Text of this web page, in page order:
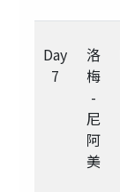
Day
7
洛
梅
-
尼
阿
美